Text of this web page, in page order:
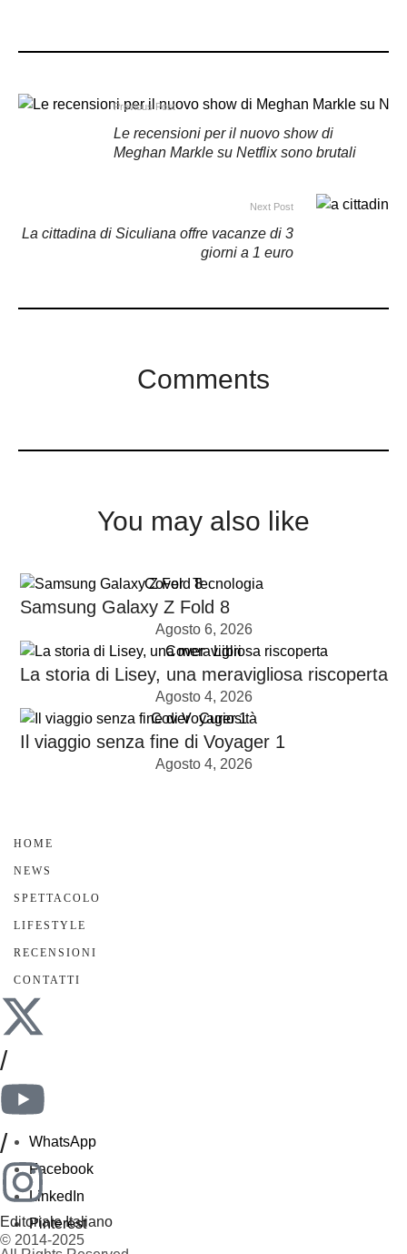
Previous Post
Le recensioni per il nuovo show di
Meghan Markle su Netflix sono brutali
Next Post
La cittadina di Siculiana offre vacanze di 3
giorni a 1 euro
Comments
You may also like
Cover Tecnologia
Samsung Galaxy Z Fold 8
Agosto 6, 2026
Cover Libri
La storia di Lisey, una meravigliosa riscoperta
Agosto 4, 2026
Cover Curiosità
Il viaggio senza fine di Voyager 1
Agosto 4, 2026
HOME
NEWS
SPETTACOLO
LIFESTYLE
RECENSIONI
CONTATTI
/
/
Editoriale Italiano
© 2014-2025
WhatsApp
Facebook
LinkedIn
Pinterest